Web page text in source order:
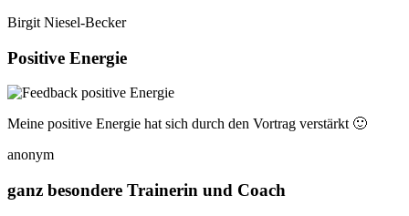
Birgit Niesel-Becker
Positive Energie
Meine positive Energie hat sich durch den Vortrag verstärkt 🙂
anonym
ganz besondere Trainerin und Coach